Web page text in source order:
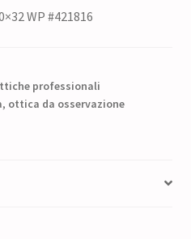
€.
WP #421816
professionali
, ottica da osservazione